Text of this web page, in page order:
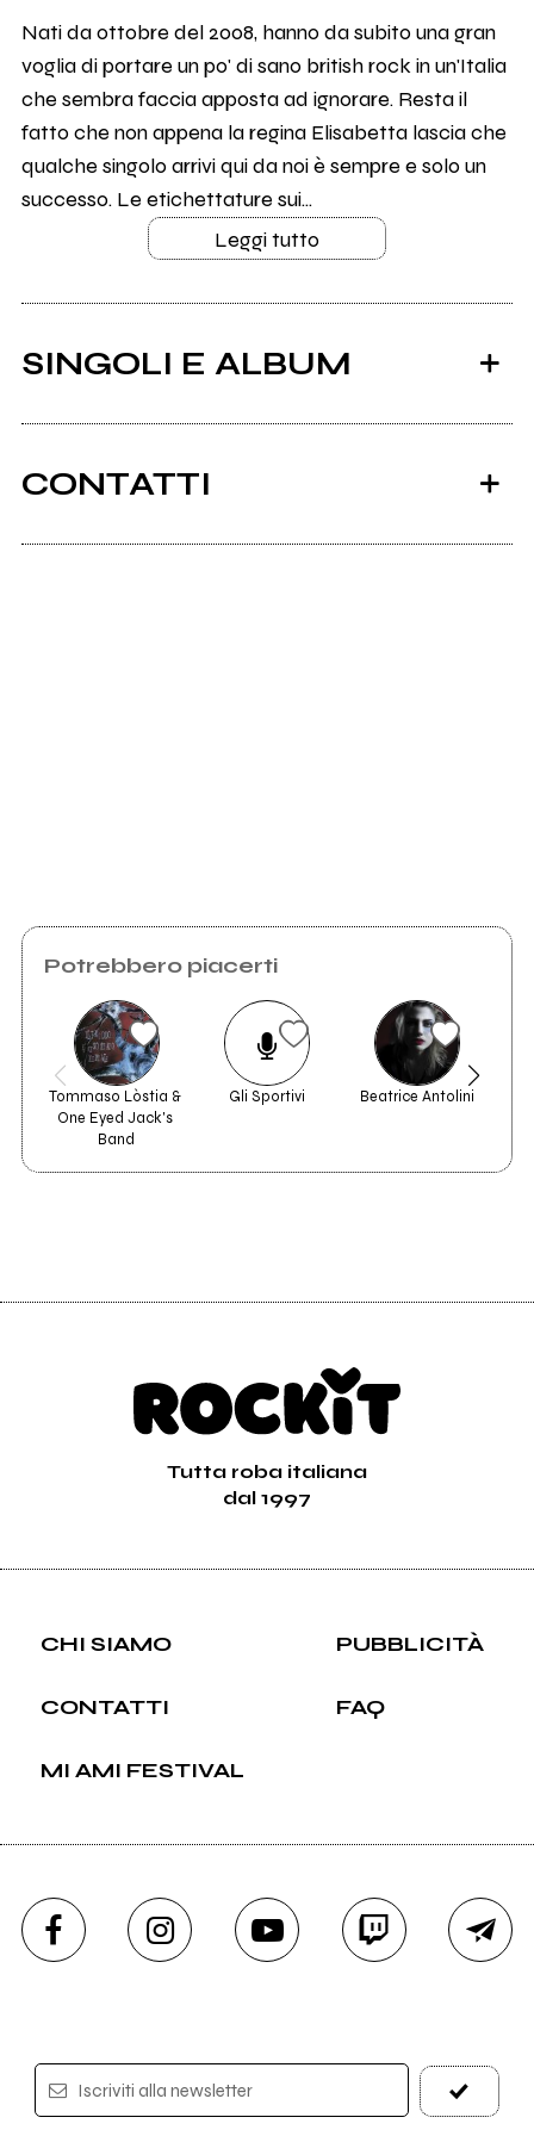
Nati da ottobre del 2008, hanno da subito una gran
voglia di portare un po' di sano british rock in un'Italia
che sembra faccia apposta ad ignorare. Resta il
fatto che non appena la regina Elisabetta lascia che
qualche singolo arrivi qui da noi è sempre e solo un
successo. Le etichettature sui...
Leggi tutto
SINGOLI E ALBUM
CONTATTI
Potrebbero piacerti
Tommaso Lòstia &
One Eyed Jack's
Band
Gli Sportivi Beatrice Antolini
Tutta roba italiana
dal 1997
CHI SIAMO PUBBLICITÀ
CONTATTI FAQ
MI AMI FESTIVAL
Iscriviti alla newsletter